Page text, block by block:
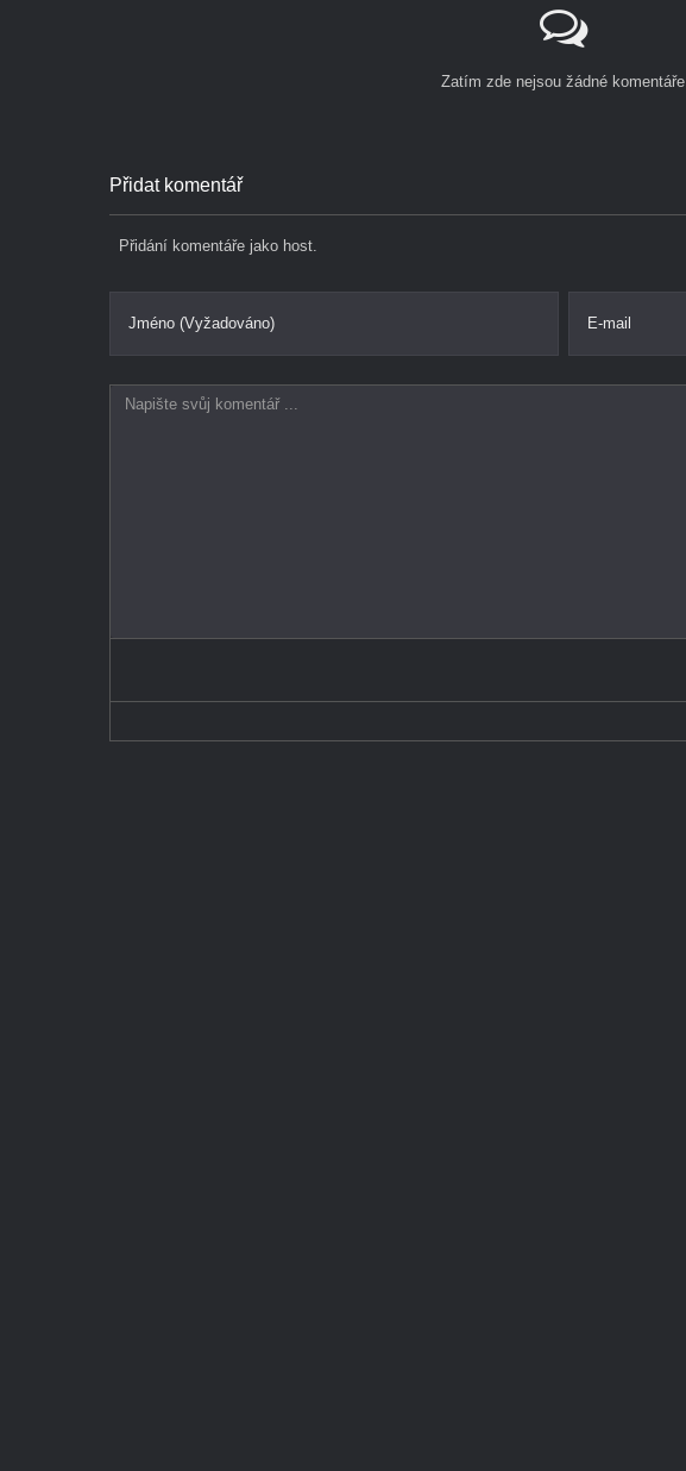
Zatím zde nejsou žádné komentáře
Přidat komentář
Přidání komentáře jako host.
Jméno (Vyžadováno) E-mail